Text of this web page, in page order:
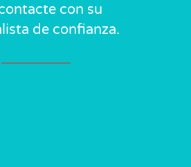
con su
de confianza.